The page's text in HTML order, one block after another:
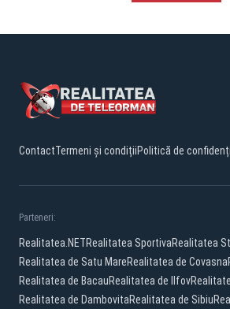
ContactTermeni și condițiiPolitică de
Parteneri:
Realitatea.NETRealitatea SportivaRealitatea
Realitatea de Satu MareRealitatea de Covasna
Realitatea de BacauRealitatea de Ilfov
Realitatea de DambovitaRealitatea de Sibiu